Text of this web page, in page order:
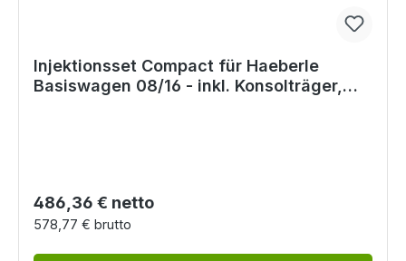
Injektionsset Compact für Haeberle
Basiswagen 08/16 - inkl. Konsolträger,
Regulärer Preis:
486,36 € netto
578,77 € brutto